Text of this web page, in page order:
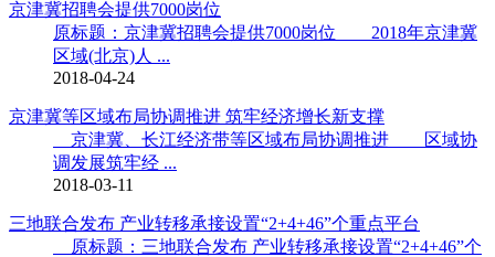
京津冀招聘会提供7000岗位
原标题：京津冀招聘会提供7000岗位 2018年京津冀
区域(北京)人 ...
2018-04-24
京津冀等区域布局协调推进 筑牢经济增长新支撑
京津冀、长江经济带等区域布局协调推进 区域协
调发展筑牢经 ...
2018-03-11
三地联合发布 产业转移承接设置“2+4+46”个重点平台
原标题：三地联合发布 产业转移承接设置“2+4+46”个